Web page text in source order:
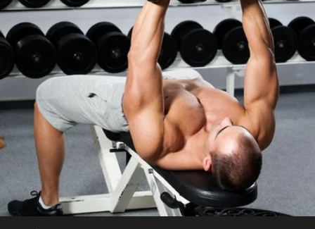
”Overnight Oats“
”Vegan protein“
”Collagen“
”Micellar Casein“